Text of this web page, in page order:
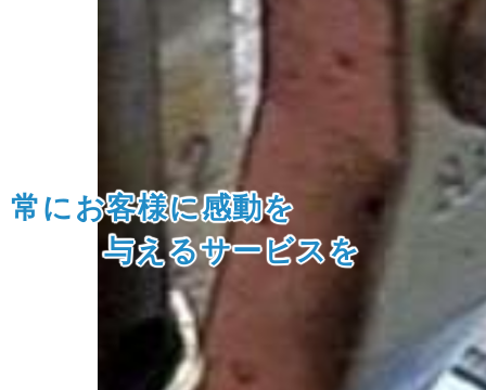
常にお客様に感動を
与えるサービスを